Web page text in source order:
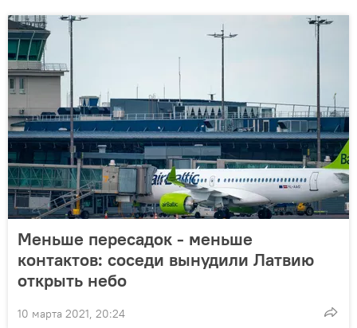
Меньше пересадок - меньше
контактов: соседи вынудили Латвию
открыть небо
10 марта 2021, 20:24